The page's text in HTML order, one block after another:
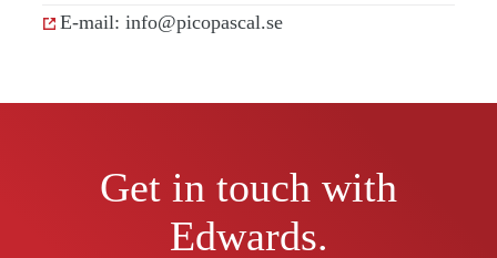
E-mail: info@picopascal.se
Get in touch with
Edwards.